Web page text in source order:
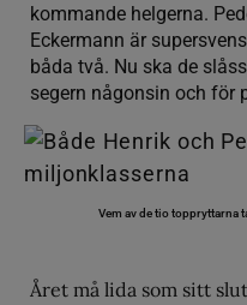
kommande helgerna.
Eckermann är
båda två. Nu ska de
segern någonsin och för
Vem av de tio toppryttarna
Året må lida som sitt